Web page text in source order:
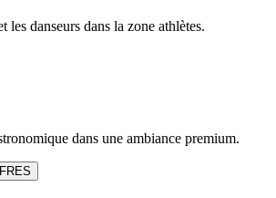
les danseurs dans la zone athlètes.
dans une ambiance premium.